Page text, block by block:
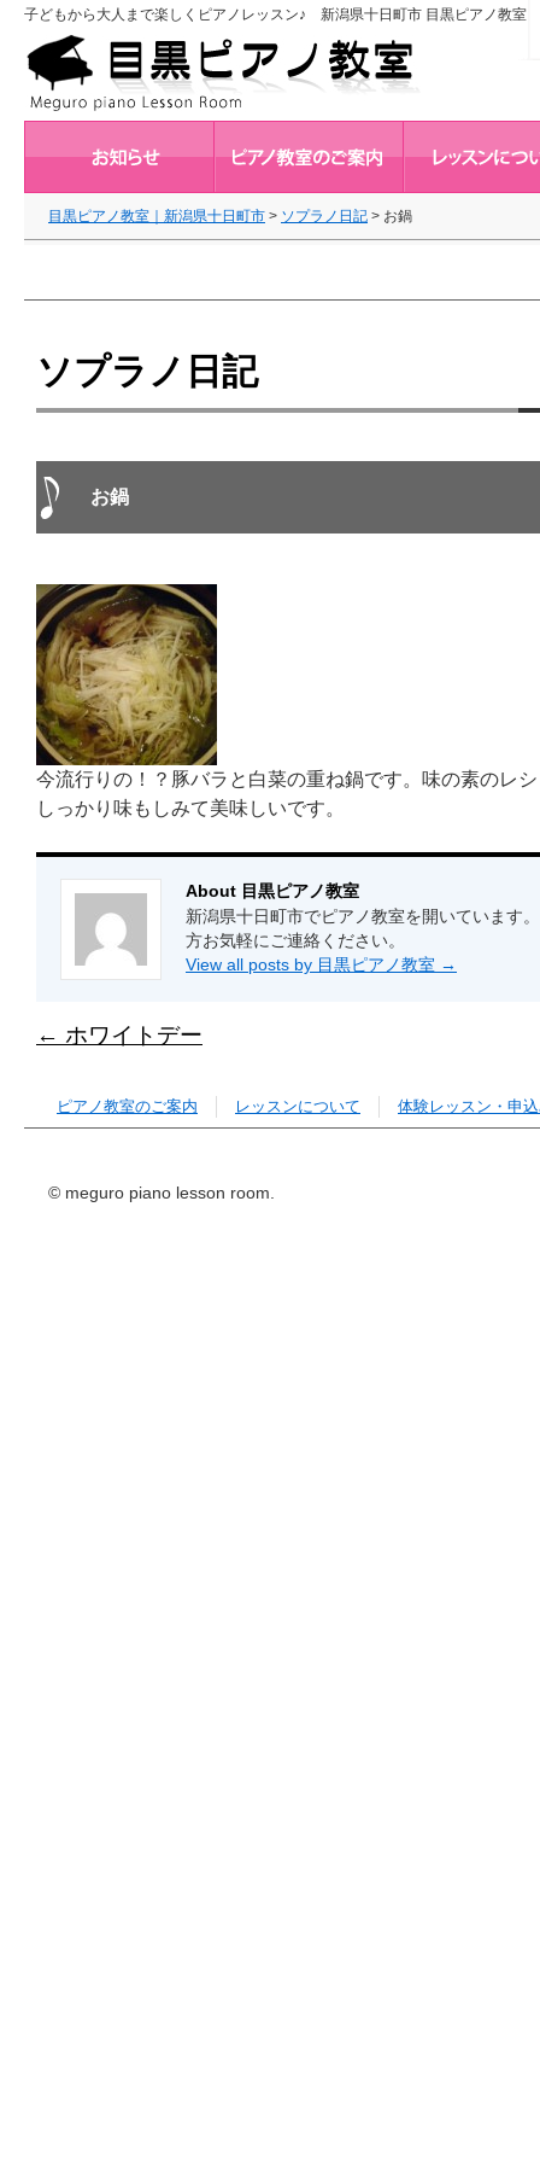
子どもから大人まで楽しくピアノレッスン♪ 新潟県十日町市 目黒ピアノ教室
目黒ピアノ教室｜新潟県十日町市 > ソプラノ日記 > お鍋
ソプラノ日記
お鍋
今流行りの！？豚バラと白菜の重ね鍋です。味の素のレ
しっかり味もしみて美味しいです。
About 目黒ピアノ教室
新潟県十日町市でピアノ教室を開いています
方お気軽にご連絡ください。
View all posts by 目黒ピアノ教室 →
← ホワイトデー
ピアノ教室のご案内 レッスンについて 体験レッスン・申
© meguro piano lesson room.